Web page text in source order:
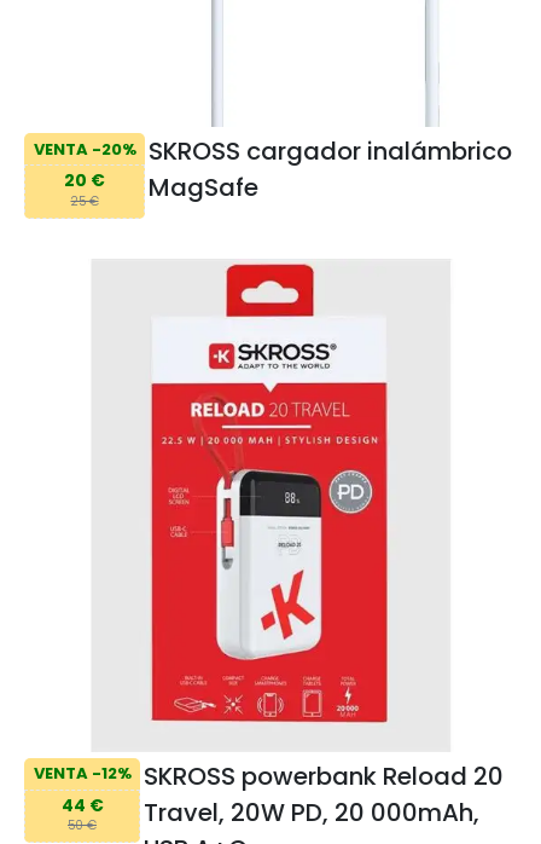
VENTA -20%
20 €
25 €
SKROSS cargador inalámbrico
MagSafe
VENTA -12%
44 €
50 €
SKROSS powerbank Reload 20
Travel, 20W PD, 20 000mAh,